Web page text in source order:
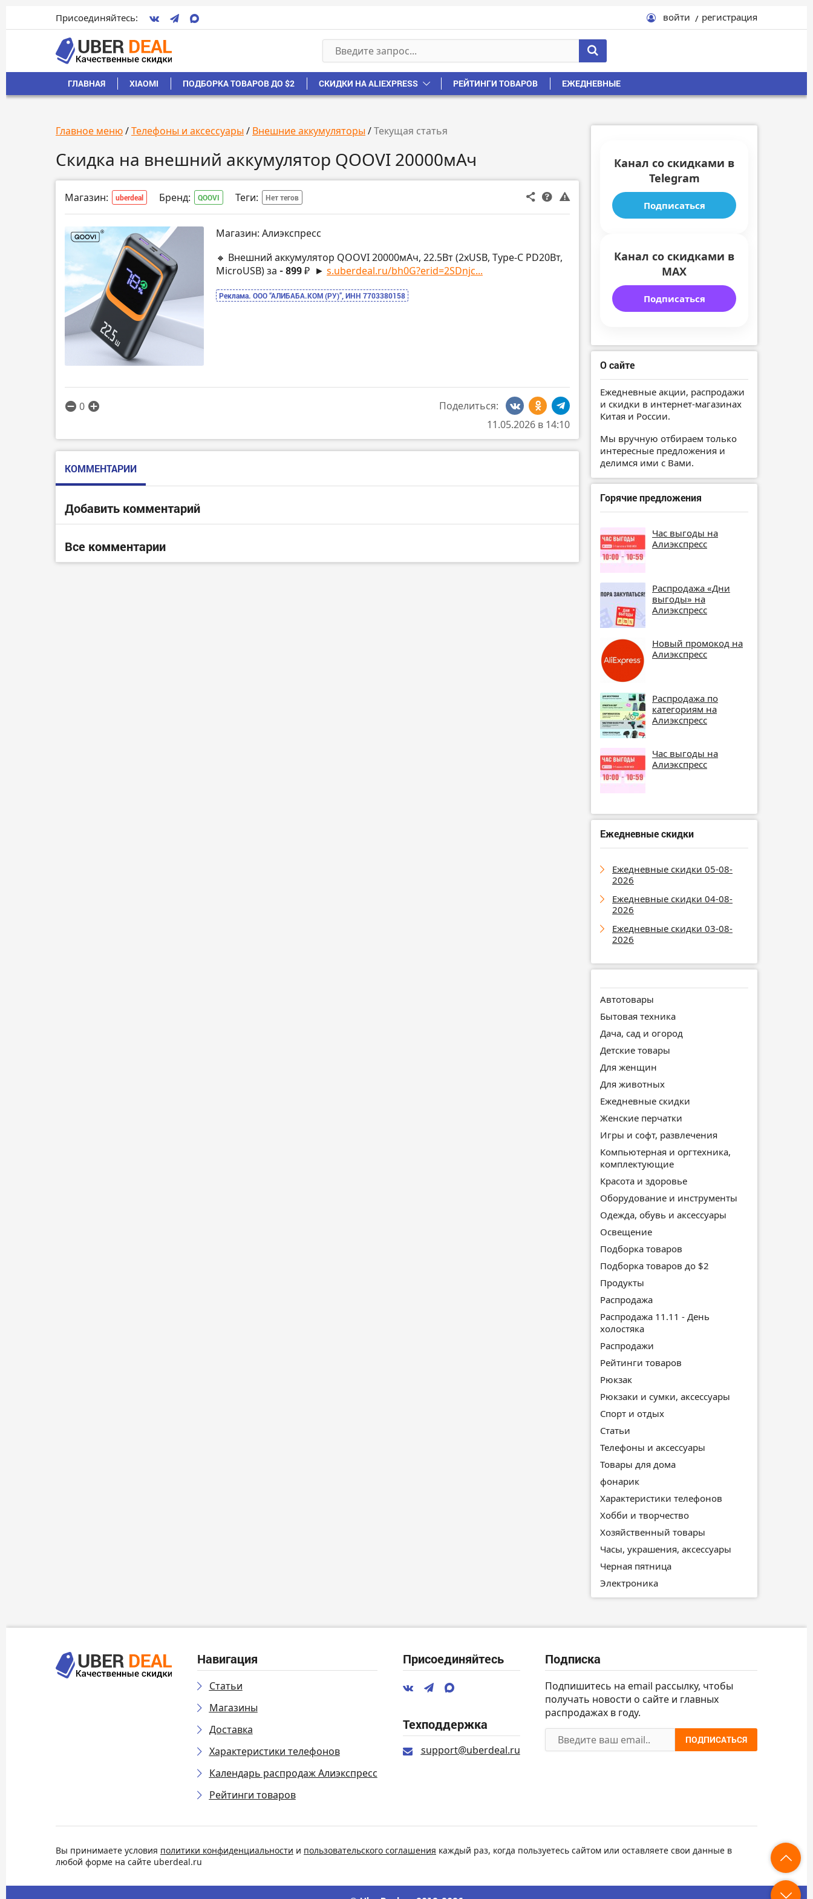
Присоединяйтесь: войти регистрация
ГЛАВНАЯ XIAOMI ПОДБОРКА ТОВАРОВ ДО $2 СКИДКИ НА ALIEXPRESS РЕЙТИНГИ ТОВАРОВ ЕЖЕДНЕВНЫЕ
Главное меню/Телефоны и аксессуары / Внешние аккумуляторы /Текущая статья
Скидка на внешний аккумулятор QOOVI 20000мАч
Магазин: uberdeal Бренд: QOOVI Теги: Нет тегов
Магазин: Алиэкспресс
🔸 Внешний аккумулятор QOOVI 20000мАч, 22.5Вт (2xUSB, Type-C PD20Вт,
MicroUSB) за - 899 ₽ ► s.uberdeal.ru/bh0G?erid=2SDnjc...
Реклама. ООО “АЛИБАБА.КОМ (РУ)”, ИНН 7703380158
0
Поделиться:
11.05.2026 в 14:10
КОММЕНТАРИИ
Добавить комментарий
Все комментарии
Канал со скидками в
Telegram
Подписаться
Канал со скидками в
MAX
Подписаться
О сайте
Ежедневные акции, распродажи
и скидки в интернет-магазинах
Китая и России.
Мы вручную отбираем только
интересные предложения и
делимся ими с Вами.
Горячие предложения
Час выгоды на
Алиэкспресс
Распродажа «Дни
выгоды» на
Алиэкспресс
Новый промокод на
Алиэкспресс
Распродажа по
категориям на
Алиэкспресс
Час выгоды на
Алиэкспресс
Ежедневные скидки
Ежедневные скидки 05-08-
2026
Ежедневные скидки 04-08-
2026
Ежедневные скидки 03-08-
2026
Автотовары
Бытовая техника
Дача, сад и огород
Детские товары
Для женщин
Для животных
Ежедневные скидки
Женские перчатки
Игры и софт, развлечения
Компьютерная и оргтехника,
комплектующие
Красота и здоровье
Оборудование и инструменты
Одежда, обувь и аксессуары
Освещение
Подборка товаров
Подборка товаров до $2
Продукты
Распродажа
Распродажа 11.11 - День
холостяка
Распродажи
Рейтинги товаров
Рюкзак
Рюкзаки и сумки, аксессуары
Спорт и отдых
Статьи
Телефоны и аксессуары
Товары для дома
фонарик
Характеристики телефонов
Хобби и творчество
Хозяйственный товары
Часы, украшения, аксессуары
Черная пятница
Электроника
Навигация
Статьи
Магазины
Доставка
Характеристики телефонов
Календарь распродаж Алиэкспресс
Рейтинги товаров
Присоединяйтесь
Техподдержка
support@uberdeal.ru
Подписка
Подпишитесь на email рассылку, чтобы
получать новости о сайте и главных
распродажах в году.
ПОДПИСАТЬСЯ
Вы принимаете условия политики конфиденциальности и пользовательского соглашения каждый раз, когда пользуетесь сайтом или оставляете свои данные в
любой форме на сайте uberdeal.ru